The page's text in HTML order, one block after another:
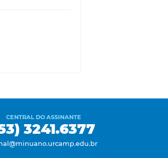
CENTRAL DO ASSINANTE
3241.6377